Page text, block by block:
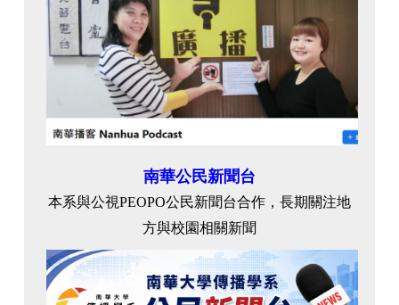
南華公民新聞台
本系與公視PEOPO公民新聞台合作，長期關注地
方與校園相關新聞